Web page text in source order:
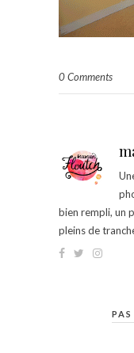
0 Comments
bien rempli, un
pleins de